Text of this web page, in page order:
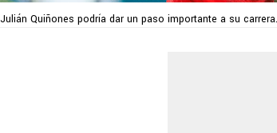
Julián Quiñones podría dar un paso importante a su carrera.